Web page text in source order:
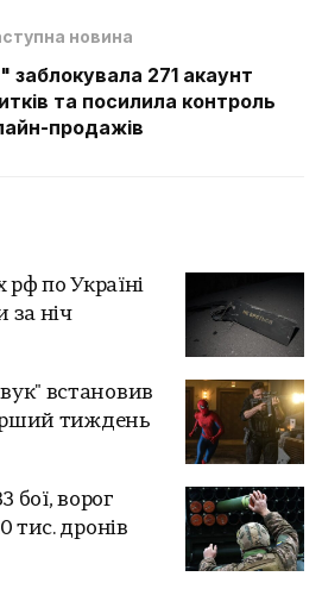
новина
заблокувала 271 акаунт
та посилила контроль
продажів
рф по Україні
за ніч
встановив
тиждень
бої, ворог
тис. дронів